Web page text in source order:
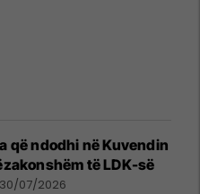
që ndodhi në Kuvendin
të LDK-së
30/07/2026